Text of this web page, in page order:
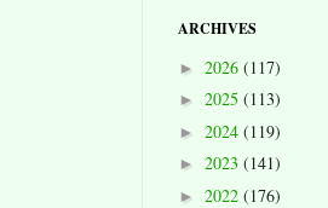
ARCHIVES
► 2026 (117)
► 2025 (113)
► 2024 (119)
► 2023 (141)
► 2022 (176)